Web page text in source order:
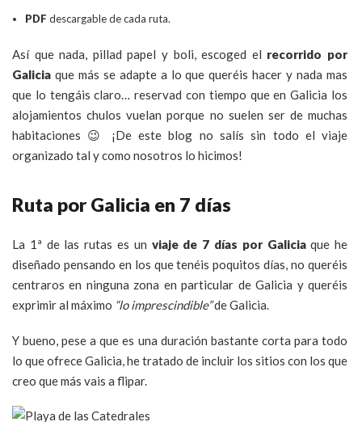
PDF descargable de cada ruta.
Así que nada, pillad papel y boli, escoged el recorrido por
Galicia que más se adapte a lo que queréis hacer y nada mas
que lo tengáis claro… reservad con tiempo que en Galicia los
alojamientos chulos vuelan porque no suelen ser de muchas
habitaciones 😉 ¡De este blog no salís sin todo el viaje
organizado tal y como nosotros lo hicimos!
Ruta por Galicia en 7 días
La 1ª de las rutas es un viaje de 7 días por Galiciaque he
diseñado pensando en los que tenéis poquitos días, no queréis
centraros en ninguna zona en particular de Galicia y queréis
exprimir al máximo “lo imprescindible”de Galicia.
Y bueno, pese a que es una duración bastante corta para todo
lo que ofrece Galicia, he tratado de incluir los sitios con los que
creo que más vais a flipar.